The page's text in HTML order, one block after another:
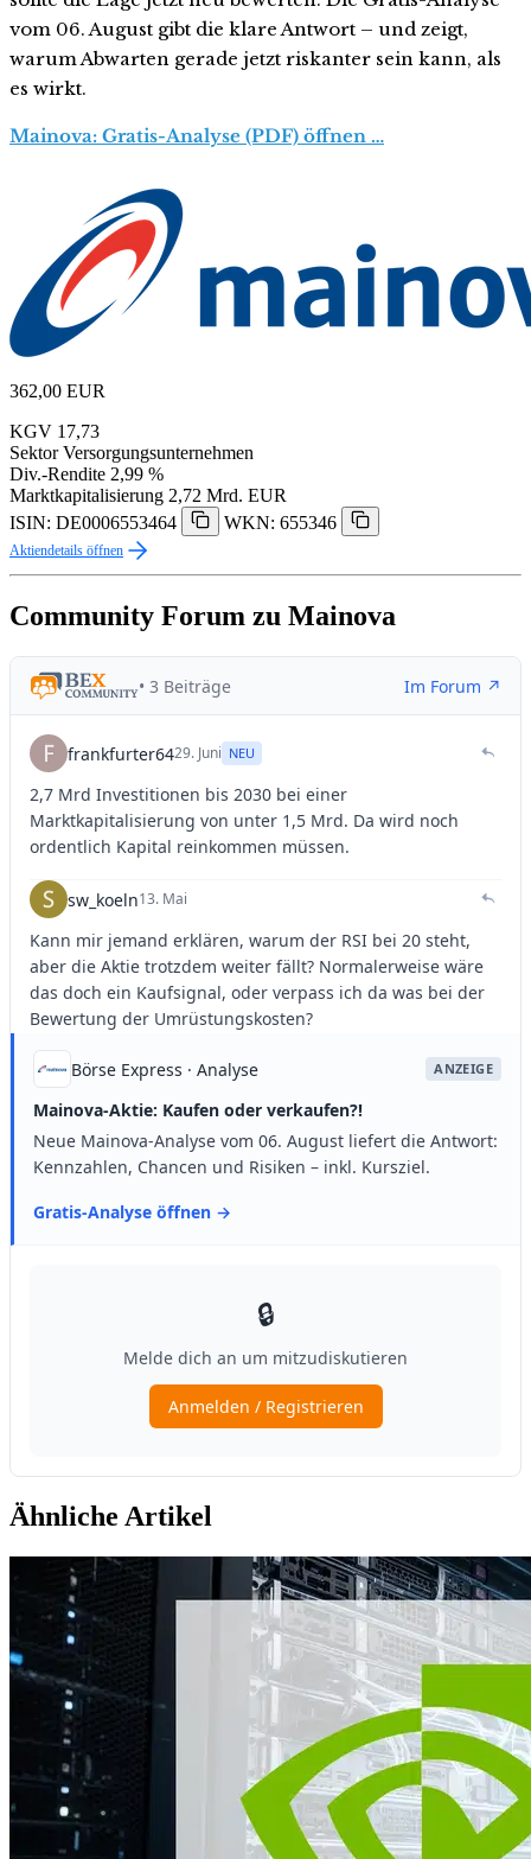
vom 06. August gibt die klare Antwort – und zeigt,
warum Abwarten gerade jetzt riskanter sein kann, als
es wirkt.
Mainova: Gratis-Analyse (PDF) öffnen …
362,00 EUR
KGV 17,73
Sektor Versorgungsunternehmen
Div.-Rendite 2,99 %
Marktkapitalisierung 2,72 Mrd. EUR
ISIN: DE0006553464
WKN: 655346
Aktiendetails öffnen
Community Forum zu Mainova
Ähnliche Artikel